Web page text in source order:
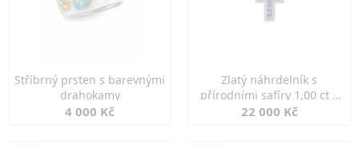
Stříbrný prsten s barevnými
drahokamy
4 000 Kč
Zlatý náhrdelník s
přírodními safíry 1,00 ct a
diamanty
22 000 Kč